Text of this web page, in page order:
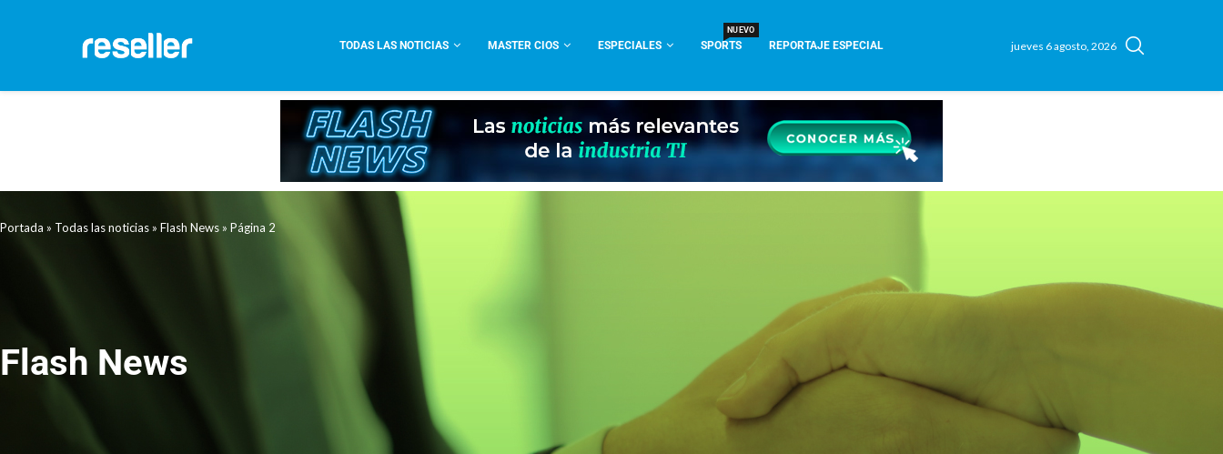
TODAS LAS NOTICIAS MASTER CIOS ESPECIALES SPORTS
NUEVO
REPORTAJE ESPECIAL jueves 6 agosto, 2026
Portada » Todas las noticias » Flash News » Página 2
Flash News